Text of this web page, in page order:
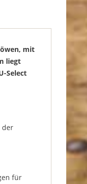
mit
liegt
Select
der
für